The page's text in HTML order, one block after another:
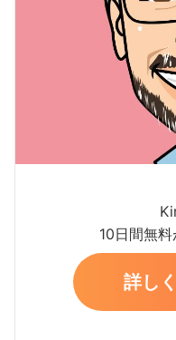
10日間無
詳し